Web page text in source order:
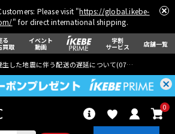
Please visit "https://global.ikebe-
" for direct international shipping.
る
買取
イベント
動画
学割
サービス 店舗一覧
生した地震に伴う配送の遅延について(07月29日
0